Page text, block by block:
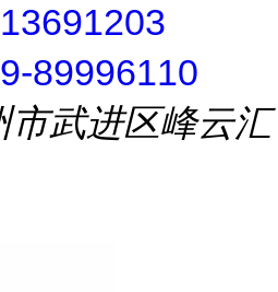
89996110
市武进区峰云汇